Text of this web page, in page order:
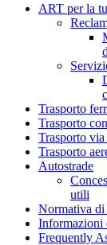
ART per la
Trasporto
Trasporto
Trasporto
Trasporto
Autostrade
utili
Normativa
Informazioni
Frequently